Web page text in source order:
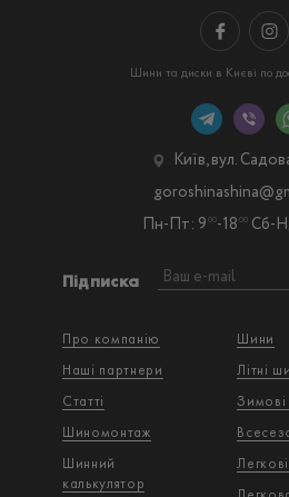
Шини та диски в Києві по
Про компанію
Наші партнери
Статті
Шиномонтаж
Шинний
калькулятор
Шини
Літні
Підписка
Київ, вул.
Пн-Пт: 9 00-18 00 Сб-